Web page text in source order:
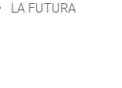
LA FUTURA